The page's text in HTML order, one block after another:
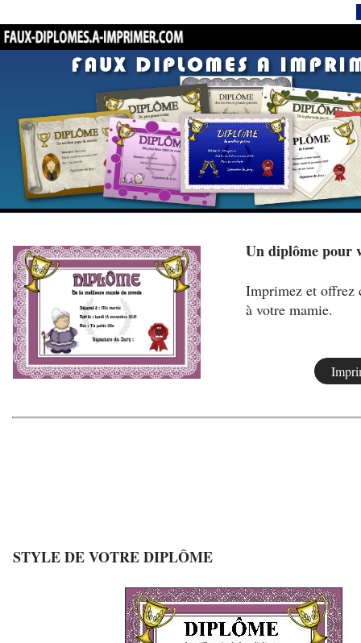
Un diplôme pour
Imprimez et offrez
à votre mamie.
STYLE DE VOTRE DIPLÔME